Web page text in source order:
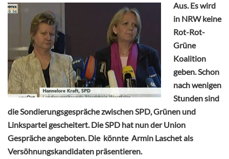
Aus. Es wird
in NRW keine
Rot-Rot-
Grüne
Koalition
geben. Schon
nach wenigen
Stunden sind
die Sondierungsgespräche zwischen SPD, Grünen und
Linkspartei gescheitert. Die SPD hat nun der Union
Gespräche angeboten. Die könnte Armin Laschet als
Versöhnungskandidaten präsentieren.